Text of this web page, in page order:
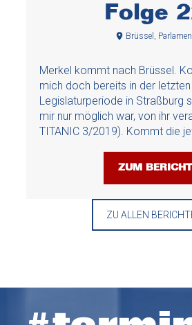
Folge
Brüssel,
Merkel kommt nach Brüssel.
mich doch bereits in der letzten
Legislaturperiode in Straßburg
mir nur möglich war, von ihr
TITANIC 3/2019). Kommt die
ZUM BERICHT
ZU ALLEN